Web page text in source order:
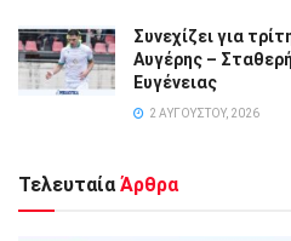
Συνεχίζει για
Αυγέρης –
Ευγένειας
2 ΑΥΓΟΎΣΤΟΥ, 2026
Τελευταία Άρθρα